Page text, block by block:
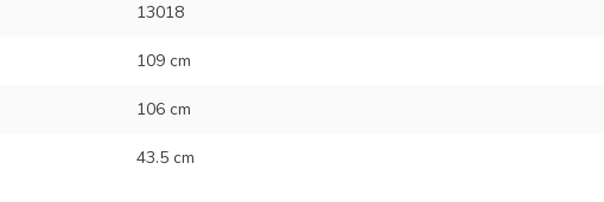
13018
109 cm
106 cm
43.5 cm